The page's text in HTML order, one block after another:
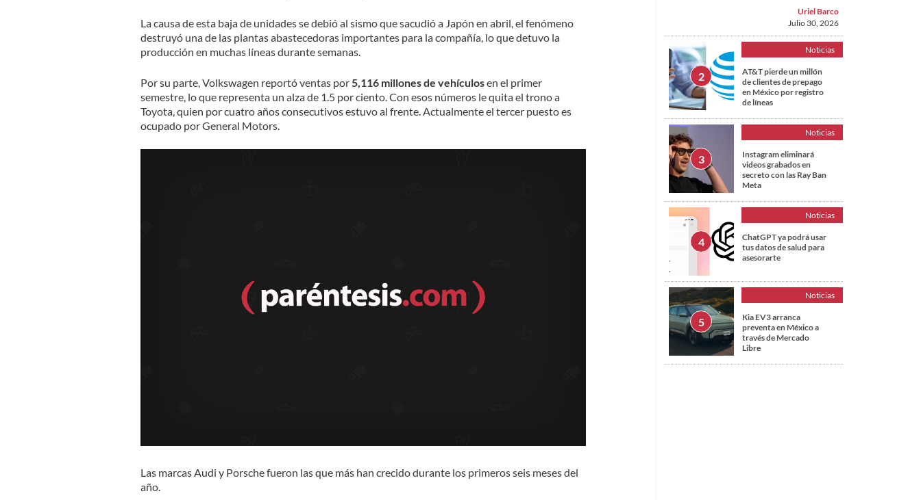
La causa de esta baja de unidades se debió al sismo que sacudió a Japón en abril, el fenómeno
destruyó una de las plantas abastecedoras importantes para la compañía, lo que detuvo la
producción en muchas líneas durante semanas.
Por su parte, Volkswagen reportó ventas por5,116 millones de vehículosen el primer
semestre, lo que representa un alza de 1.5 por ciento. Con esos números le quita el trono a
Toyota, quien por cuatro años consecutivos estuvo al frente. Actualmente el tercer puesto es
ocupado por General Motors.
Las marcas Audi y Porsche fueron las que más han crecido durante los primeros seis meses del
año.
Uriel Barco
Julio 30, 2026
Noticias
AT&T pierde un millón
de clientes de prepago
en México por registro
de líneas
Noticias
Instagram eliminará
videos grabados en
secreto con las Ray Ban
Meta
Noticias
ChatGPT ya podrá usar
tus datos de salud para
asesorarte
Noticias
Kia EV3 arranca
preventa en México a
través de Mercado
Libre